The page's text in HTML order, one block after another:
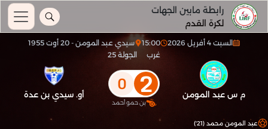
رابطة مابين الجهات
لكرة القدم
السبت 4 أفريل 2026 15:00
سيدي عبد المومن - 20 أوت 1955
غرب
الجولة 25
م س عبد المومن 2
0
بن حمو أحمد
أو. سيدي بن عدة
عبد المومن محمد (21')